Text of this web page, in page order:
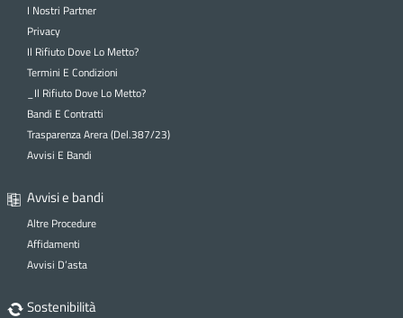
I Nostri Partner
Privacy
Il Rifiuto Dove Lo Metto?
Termini E Condizioni
_Il Rifiuto Dove Lo Metto?
Bandi E Contratti
Trasparenza Arera (Del.387/23)
Avvisi E Bandi
Avvisi e bandi
Altre Procedure
Affidamenti
Avvisi D’asta
Sostenibilità